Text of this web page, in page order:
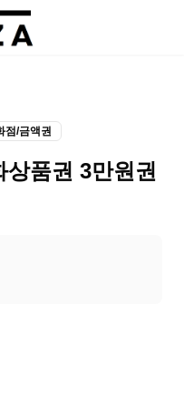
점/금액권
품권 3만원권